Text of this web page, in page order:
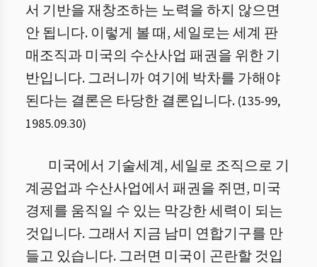
서 기반을 재창조하는 노력을 하지 않으면
안 됩니다. 이렇게 볼 때, 세일로는 세계 판
매조직과 미국의 수산사업 패권을 위한 기
반입니다. 그러니까 여기에 박차를 가해야
된다는 결론은 타당한 결론입니다. (135-99,
1985.09.30)
미국에서 기술세계, 세일로 조직으로 기
계공업과 수산사업에서 패권을 쥐면, 미국
경제를 움직일 수 있는 막강한 세력이 되는
것입니다. 그래서 지금 남미 연합기구를 만
들고 있습니다. 그러면 미국이 곤란할 것입